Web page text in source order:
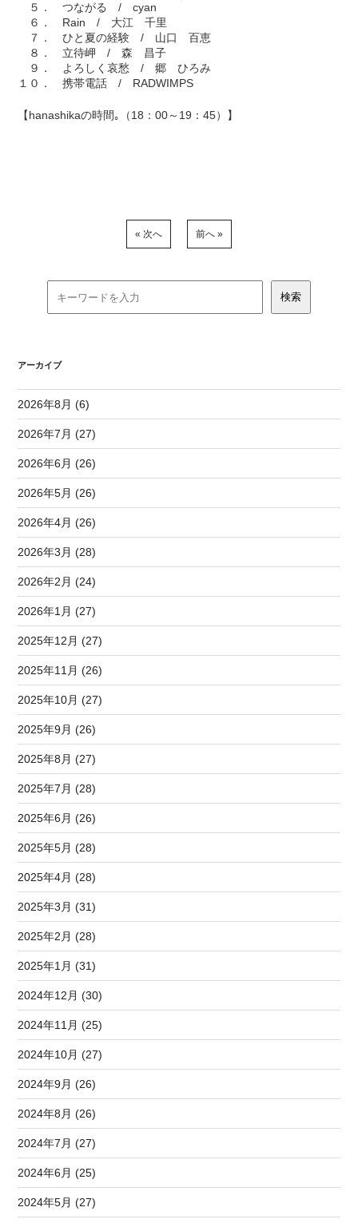
５． つながる / cyan
６． Rain / 大江 千里
７． ひと夏の経験 / 山口 百恵
８． 立待岬 / 森 昌子
９． よろしく哀愁 / 郷 ひろみ
１０． 携帯電話 / RADWIMPS
【hanashikaの時間｡（18：00～19：45）】
« 次へ 前へ »
アーカイブ
2026年8月 (6)
2026年7月 (27)
2026年6月 (26)
2026年5月 (26)
2026年4月 (26)
2026年3月 (28)
2026年2月 (24)
2026年1月 (27)
2025年12月 (27)
2025年11月 (26)
2025年10月 (27)
2025年9月 (26)
2025年8月 (27)
2025年7月 (28)
2025年6月 (26)
2025年5月 (28)
2025年4月 (28)
2025年3月 (31)
2025年2月 (28)
2025年1月 (31)
2024年12月 (30)
2024年11月 (25)
2024年10月 (27)
2024年9月 (26)
2024年8月 (26)
2024年7月 (27)
2024年6月 (25)
2024年5月 (27)